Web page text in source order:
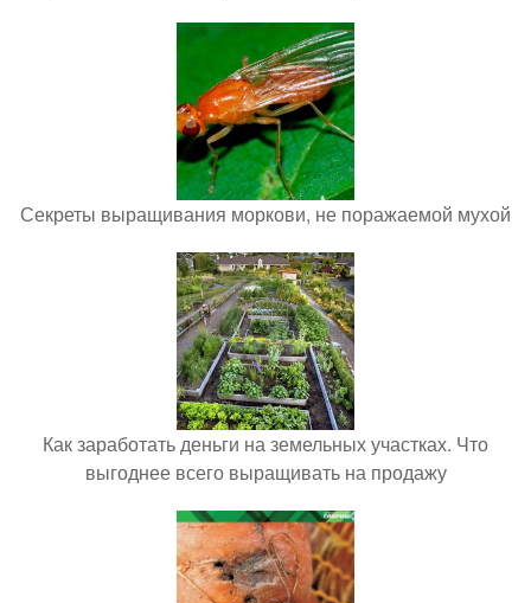
Секреты выращивания моркови, не поражаемой мухой
Как заработать деньги на земельных участках. Что
выгоднее всего выращивать на продажу